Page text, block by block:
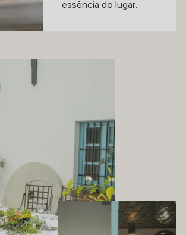
essência do lugar.